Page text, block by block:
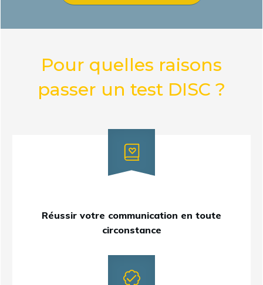
Pour quelles raisons
passer un test DISC ?
Réussir votre communication en toute
circonstance